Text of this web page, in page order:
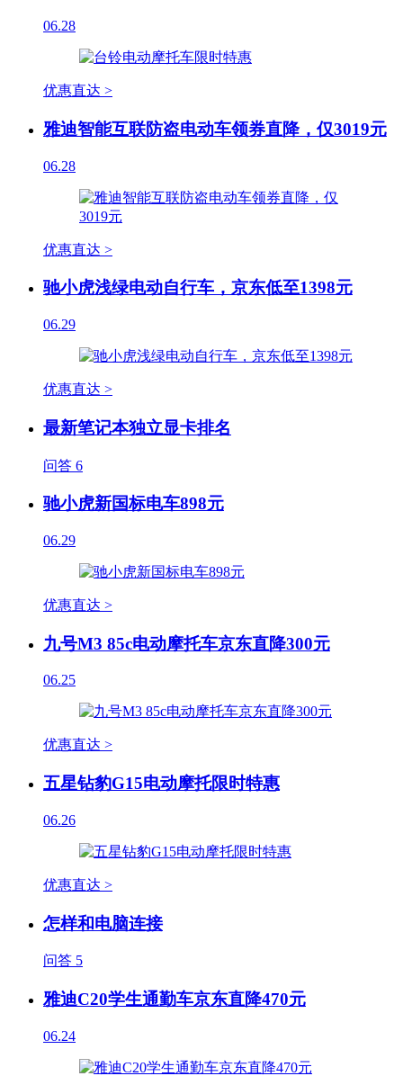
06.28
优惠直达 >
雅迪智能互联防盗电动车领券直降，仅3019元
06.28
优惠直达 >
驰小虎浅绿电动自行车，京东低至1398元
06.29
优惠直达 >
最新笔记本独立显卡排名
问答 6
驰小虎新国标电车898元
06.29
优惠直达 >
九号M3 85c电动摩托车京东直降300元
06.25
优惠直达 >
五星钻豹G15电动摩托限时特惠
06.26
优惠直达 >
怎样和电脑连接
问答 5
雅迪C20学生通勤车京东直降470元
06.24